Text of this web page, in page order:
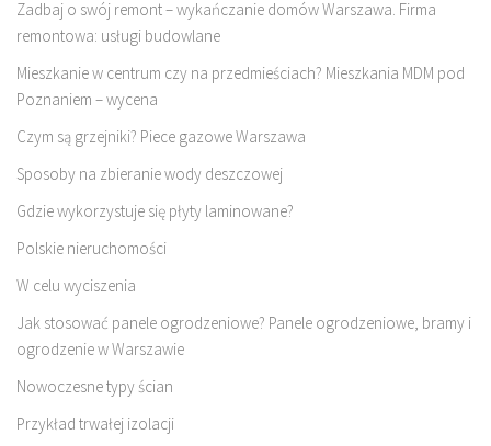
Zadbaj o swój remont – wykańczanie domów Warszawa. Firma
remontowa: usługi budowlane
Mieszkanie w centrum czy na przedmieściach? Mieszkania MDM pod
Poznaniem – wycena
Czym są grzejniki? Piece gazowe Warszawa
Sposoby na zbieranie wody deszczowej
Gdzie wykorzystuje się płyty laminowane?
Polskie nieruchomości
W celu wyciszenia
Jak stosować panele ogrodzeniowe? Panele ogrodzeniowe, bramy i
ogrodzenie w Warszawie
Nowoczesne typy ścian
Przykład trwałej izolacji